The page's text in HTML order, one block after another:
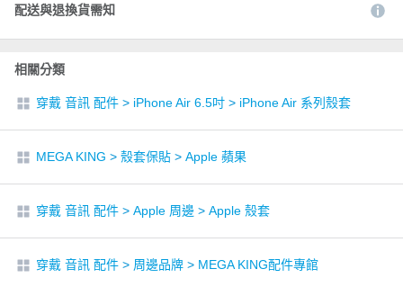
配送與退換貨需知
相關分類
穿戴 音訊 配件 > iPhone Air 6.5吋 > iPhone Air 系列殼套
MEGA KING > 殼套保貼 > Apple 蘋果
穿戴 音訊 配件 > Apple 周邊 > Apple 殼套
穿戴 音訊 配件 > 周邊品牌 > MEGA KING配件專館